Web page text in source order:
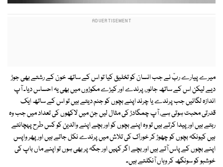
میرے پیارے ربّ نے جب انسان کو تخلیق کیا تو اس کے ساتھ خون کے رشتے بھی جوڑ
دیے لیکن اس کے ساتھ جانور، پرندے اور کیڑے مکوڑوں میں بھی یہ احساس دیا۔ آپ
اندازہ لگائیں جب پرندے یا چرند اپنے بچوں کو جنم دیتے ہیں تو اس کے ساتھ ایک
قدرتی محبت ہوتی ہے، آپ چمگادڑ کی مثال لیں جن میں لاکھوں کی تعداد میں جب وہ
رہتے ہیں اور پیدا کرتے ہیں تو وہ اپنے بچوں کو اور بچے اپنے والدین کو کس طرح پہچانتے
ہیں کیونکہ بچوں کو چھوڑ کر خوراک کی تلاش میں پرندے نکل جاتے ہیں اور پھر واپس
اپنے بچوں کے پاس آتے ہیں اور بچے اگر کہیں اور جگہ پر بھی ہوں تو اپنے ماں باپ کی
خوشبو کو سونگھ کر وہاں آنکلتے ہیں۔